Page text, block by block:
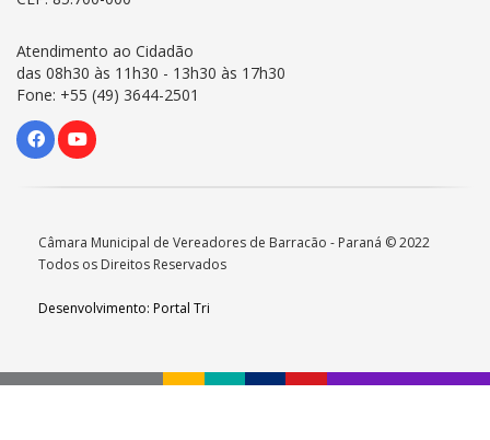
Atendimento ao Cidadão
das 08h30 às 11h30 - 13h30 às 17h30
Fone: +55 (49) 3644-2501
Câmara Municipal de Vereadores de Barracão - Paraná © 2022
Todos os Direitos Reservados
Desenvolvimento: Portal Tri